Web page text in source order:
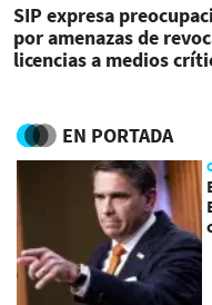
SIP expresa
por amenazas de
licencias a medios
EN PORTADA